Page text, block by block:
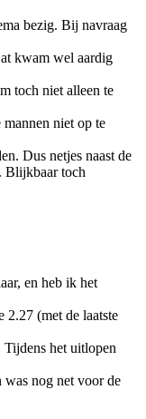
bezig. Bij navraag
kwam wel aardig
toch niet alleen te
niet op te
Dus netjes naast de
Blijkbaar toch
en heb ik het
2.27 (met de laatste
het uitlopen
was nog net voor de